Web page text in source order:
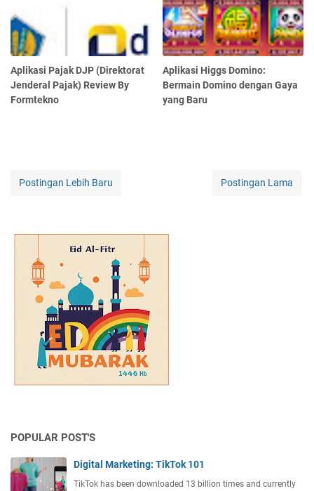
Aplikasi Pajak DJP (Direktorat
Jenderal Pajak) Review By
Formtekno
Aplikasi Higgs Domino:
Bermain Domino dengan Gaya
yang Baru
Postingan Lebih Baru Postingan Lama
POPULAR POST'S
Digital Marketing: TikTok 101
TikTok has been downloaded 13 billion times and currently